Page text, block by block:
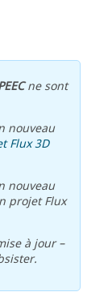
ne sont
nouveau
Flux 3D
nouveau
projet Flux
à jour –